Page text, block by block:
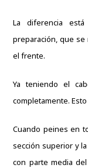
La diferencia
preparación, que
el frente.
Ya teniendo el
completamente.
Cuando peines en
sección superior y
con parte media